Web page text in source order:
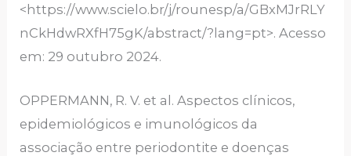
<https://www.scielo.br/j/rounesp/a/GBxMJrRLY
nCkHdwRXfH75gK/abstract/?lang=pt>. Acesso
em: 29 outubro 2024.
OPPERMANN, R. V. et al. Aspectos clínicos,
epidemiológicos e imunológicos da
associação entre periodontite e doenças